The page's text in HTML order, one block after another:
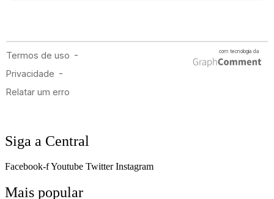
Siga a Central
Facebook-fYoutube Twitter Instagram
Mais popular